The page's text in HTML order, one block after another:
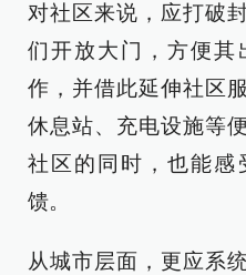
对社区来说，应打破
们开放大门，方便其
作，并借此延伸社区
休息站、充电设施等
社区的同时，也能感
馈。
从城市层面，更应系